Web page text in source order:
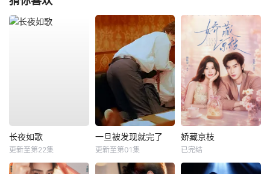
长夜如歌
更新至第22集
一旦被发现就完了
更新至第01集
娇藏京枝
已完结